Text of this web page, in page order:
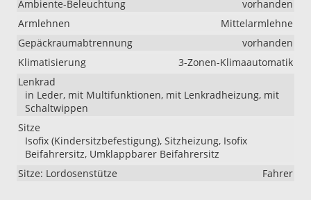
Ambiente-Beleuchtung
vorhanden
Armlehnen
Mittelarmlehne
Gepäckraumabtrennung
vorhanden
Klimatisierung
3-Zonen-Klimaautomatik
Lenkrad
in Leder, mit Multifunktionen, mit Lenkradheizung, mit
Schaltwippen
Sitze
Isofix (Kindersitzbefestigung), Sitzheizung, Isofix
Beifahrersitz, Umklappbarer Beifahrersitz
Sitze: Lordosenstütze
Fahrer